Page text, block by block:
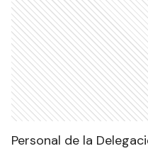
Personal de la